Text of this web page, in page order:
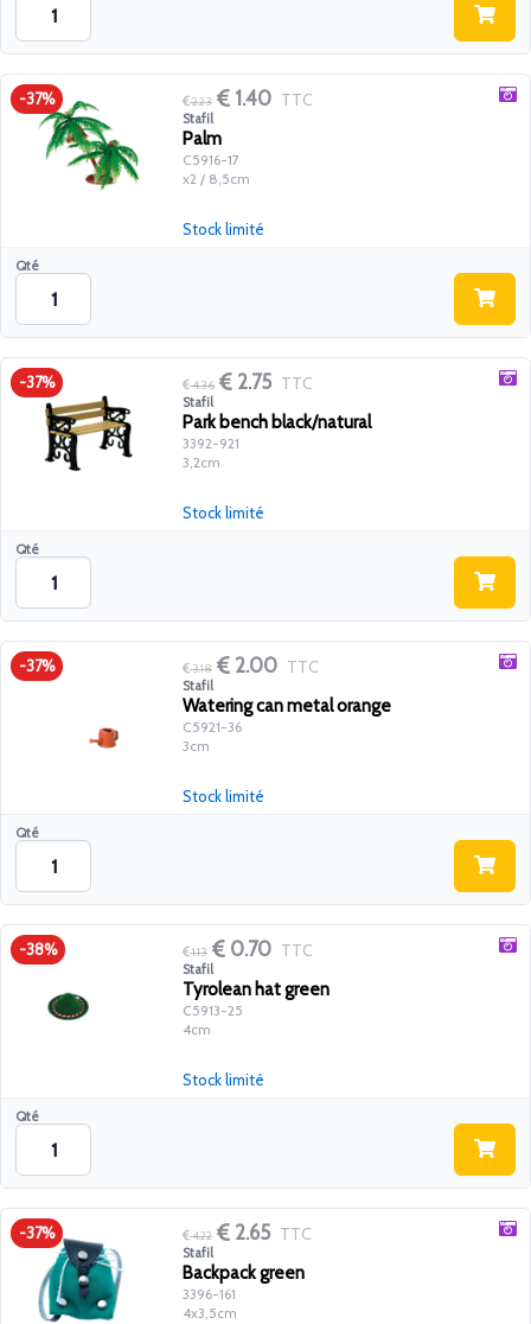
-37% 2.23 1.40 TTC
Stafil
Palm
C5916-17
x2 / 8,5cm
Qté
Stock limité
-37% 4.36 2.75 TTC
Stafil
Park bench black/natural
3392-921
3,2cm
Qté
Stock limité
-37% 3.18 2.00 TTC
Stafil
Watering can metal orange
C5921-36
3cm
Qté
Stock limité
-38% 1.13 0.70 TTC
Stafil
Tyrolean hat green
C5913-25
4cm
Qté
Stock limité
-37% 4.22 2.65 TTC
Stafil
Backpack green
3396-161
4x3,5cm